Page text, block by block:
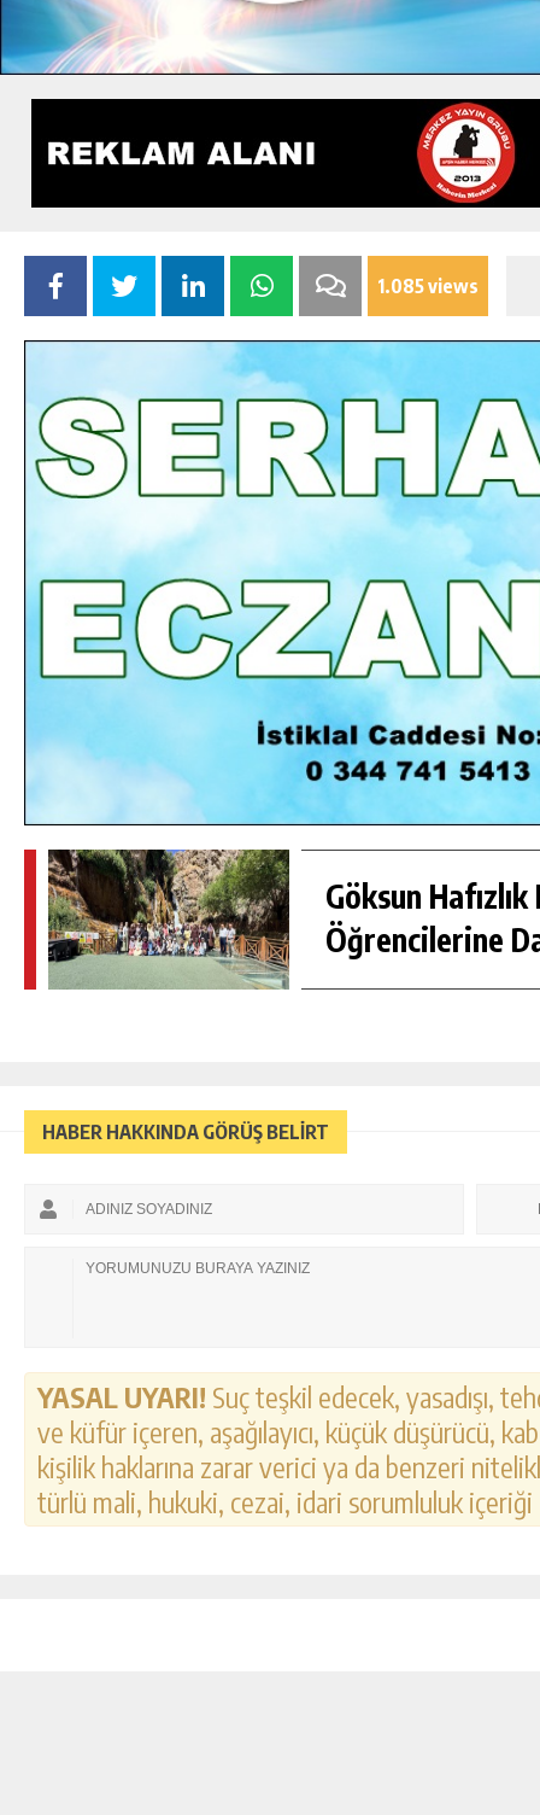
1.085 views
Göksun Hafızlık
Öğrencilerine
HABER HAKKINDA GÖRÜŞ BELİRT
YASAL UYARI! Suç teşkil edecek, yasadışı,
ve küfür içeren, aşağılayıcı, küçük düşürücü,
kişilik haklarına zarar verici ya da benzeri
türlü mali, hukuki, cezai, idari sorumluluk
GÜNLÜK HABER AKIŞI
GÖKSUN HAFIZLIK KIZ KUR’AN KURSU
ÖĞRENCILERINE DARENDE GEZISI.